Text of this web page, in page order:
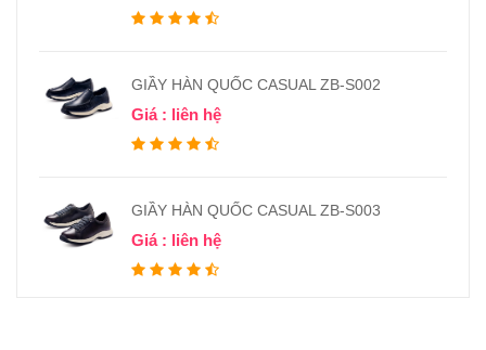
GIẦY HÀN QUỐC CASUAL ZB-S002
Giá : liên hệ
GIẦY HÀN QUỐC CASUAL ZB-S003
Giá : liên hệ